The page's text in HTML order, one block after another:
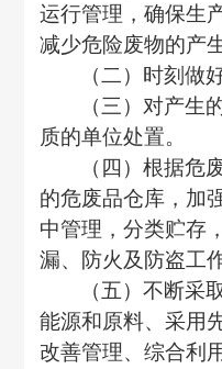
运行管理，确保生
减少危险废物的产生
（二）时刻做
（三）对产生
质的单位处置。
（四）根据危
的危废品仓库，加
中管理，分类贮存
漏、防火及防盗工作
（五）不断采
能源和原料、采用
改善管理、综合利